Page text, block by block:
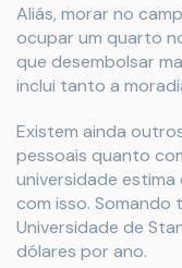
Aliás, morar no
ocupar um quarto
que desembolsar
inclui tanto a
Existem ainda
pessoais quanto
universidade
com isso. Somando
Universidade de
dólares por ano.